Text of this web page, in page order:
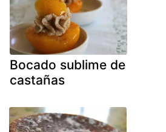
Bocado sublime de
castañas